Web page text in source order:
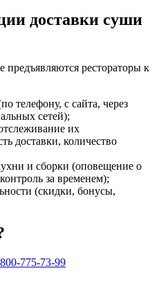
доставки суши
рестораторы к
телефону, с сайта, через
сетей);
их
доставки, количество
и сборки (оповещение о
за временем);
(скидки, бонусы,
775-73-99